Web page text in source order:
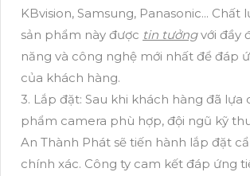
KBvision, Samsung, Panasonic... Chất
sản phẩm này được tin tưởngvới đầy
năng và công nghệ mới nhất để đáp
của khách hàng.
3. Lắp đặt: Sau khi khách hàng đã lựa
phẩm camera phù hợp, đội ngũ kỹ
An Thành Phát sẽ tiến hành lắp đặt
chính xác. Công ty cam kết đáp ứng